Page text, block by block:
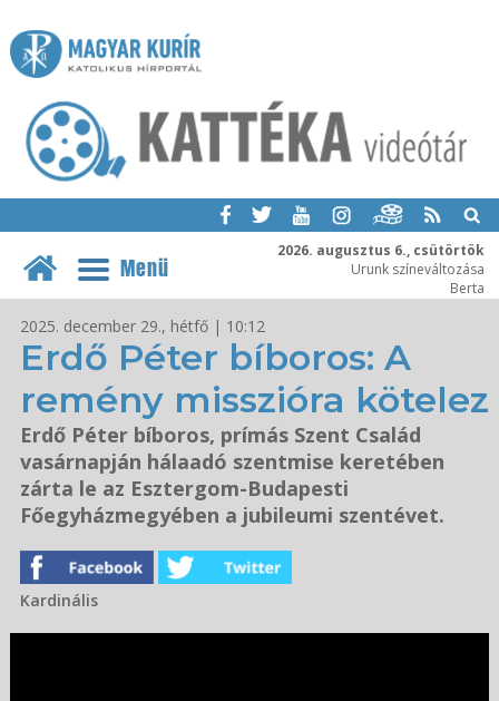
2026. augusztus 6., csütörtök
Urunk színeváltozása
Berta
Menü
2025. december 29., hétfő | 10:12
Erdő Péter bíboros: A
remény misszióra kötelez
Erdő Péter bíboros, prímás Szent Család
vasárnapján hálaadó szentmise keretében
zárta le az Esztergom-Budapesti
Főegyházmegyében a jubileumi szentévet.
Kardinális